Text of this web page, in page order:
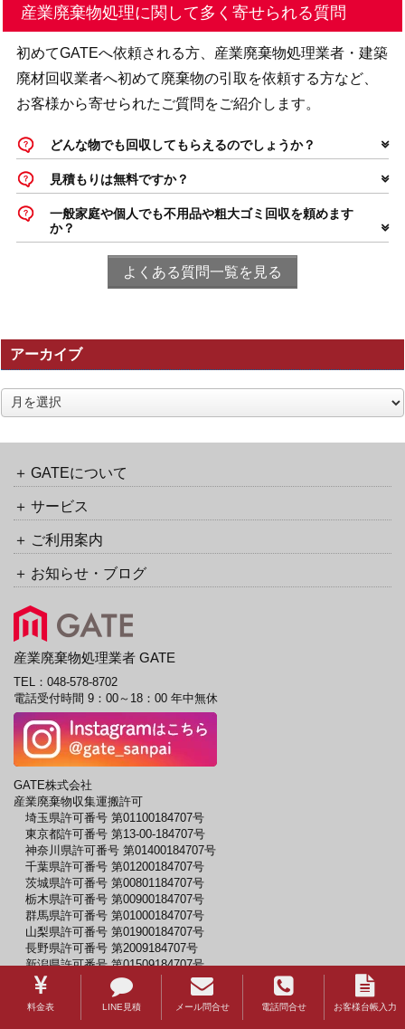
料金表 LINE見積 メール問合せ 電話問合せ お客様台帳入力
産業廃棄物処理に関して多く寄せられる質問
初めてGATEへ依頼される方、産業廃棄物処理業者・建築
廃材回収業者へ初めて廃棄物の引取を依頼する方など、
お客様から寄せられたご質問をご紹介します。
どんな物でも回収してもらえるのでしょうか？
見積もりは無料ですか？
一般家庭や個人でも不用品や粗大ゴミ回収を頼めます
か？
よくある質問一覧を見る
アーカイブ
ア
ー
GATEについて
サービス
ご利用案内
お知らせ・ブログ
産業廃棄物処理業者 GATE
TEL： 048-578-8702
電話受付時間 9：00～18：00 年中無休
GATE株式会社
産業廃棄物収集運搬許可
埼玉県許可番号 第01100184707号
東京都許可番号 第13-00-184707号
神奈川県許可番号 第01400184707号
千葉県許可番号 第01200184707号
茨城県許可番号 第00801184707号
栃木県許可番号 第00900184707号
群馬県許可番号 第01000184707号
山梨県許可番号 第01900184707号
長野県許可番号 第2009184707号
新潟県許可番号 第01509184707号
Copyright©GATE All Rights Reserved.